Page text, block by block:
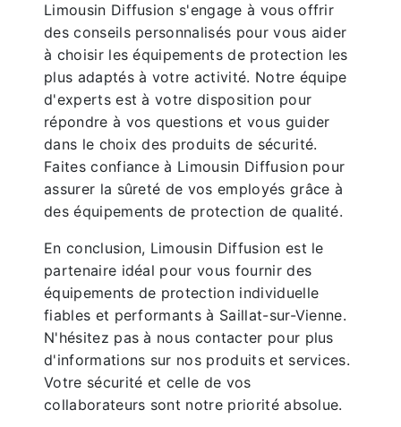
Limousin Diffusion s'engage à vous offrir
des conseils personnalisés pour vous aider
à choisir les équipements de protection les
plus adaptés à votre activité. Notre équipe
d'experts est à votre disposition pour
répondre à vos questions et vous guider
dans le choix des produits de sécurité.
Faites confiance à Limousin Diffusion pour
assurer la sûreté de vos employés grâce à
des équipements de protection de qualité.
En conclusion, Limousin Diffusion est le
partenaire idéal pour vous fournir des
équipements de protection individuelle
fiables et performants à Saillat-sur-Vienne.
N'hésitez pas à nous contacter pour plus
d'informations sur nos produits et services.
Votre sécurité et celle de vos
collaborateurs sont notre priorité absolue.